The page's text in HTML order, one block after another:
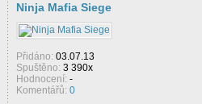
Ninja Mafia Siege
Přidáno: 03.07.13
Spuštěno: 3 390x
Hodnocení: -
Komentářů: 0